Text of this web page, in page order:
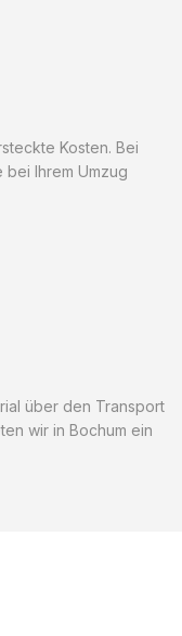
Kosten. Bei
bei Ihrem Umzug
über den Transport
wir in Bochum ein